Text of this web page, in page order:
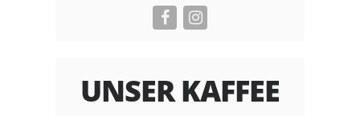
UNSER KAFFEE